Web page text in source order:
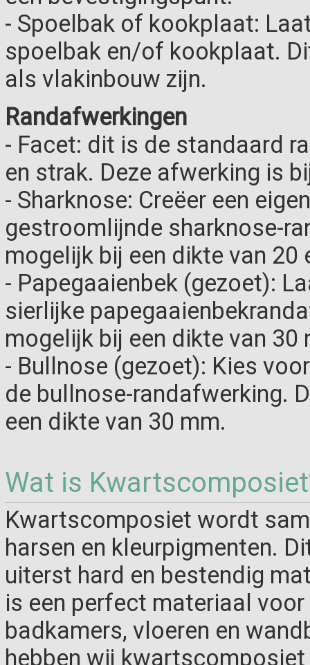
- Spoelbak of kookplaat:
spoelbak en/of kookplaat.
als vlakinbouw zijn.
Randafwerkingen
- Facet: dit is de standaard
en strak. Deze afwerking is
- Sharknose: Creëer een
gestroomlijnde sharknose-
mogelijk bij een dikte van 20
- Papegaaienbek (gezoet):
sierlijke
mogelijk bij een dikte van 30
- Bullnose (gezoet): Kies
de bullnose-randafwerking.
een dikte van 30 mm.
Wat is
Kwartscomposiet wordt
harsen en kleurpigmenten.
uiterst hard en bestendig
is een perfect materiaal
badkamers, vloeren en
hebben wij